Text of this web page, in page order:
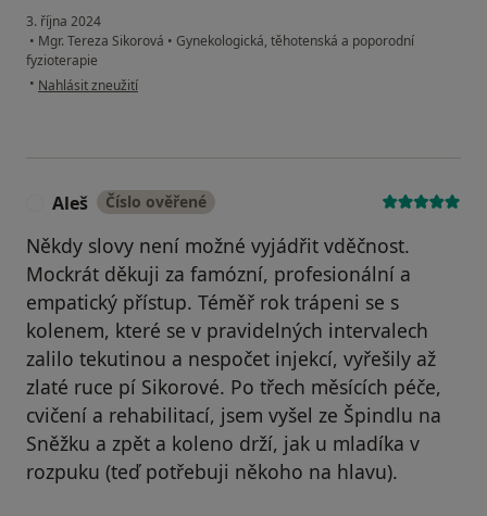
3. října 2024
• Mgr. Tereza Sikorová • Gynekologická, těhotenská a poporodní
fyzioterapie
• podle názoru uživatele Soňa S
Nahlásit zneužití
Aleš Číslo ověřené
Někdy slovy není možné vyjádřit vděčnost.
Mockrát děkuji za famózní, profesionální a
empatický přístup. Téměř rok trápeni se s
kolenem, které se v pravidelných intervalech
zalilo tekutinou a nespočet injekcí, vyřešily až
zlaté ruce pí Sikorové. Po třech měsících péče,
cvičení a rehabilitací, jsem vyšel ze Špindlu na
Sněžku a zpět a koleno drží, jak u mladíka v
rozpuku (teď potřebuji někoho na hlavu).